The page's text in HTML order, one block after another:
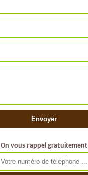
On vous rappel gratuitement